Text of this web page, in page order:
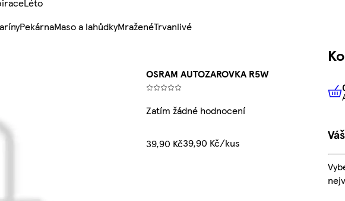
Léto
PekárnaMaso a lahůdkyMraženéTrvanlivé
OSRAM AUTOZAROVKA R5W
Zatím žádné hodnocení
39,90 Kč39,90 Kč/kus